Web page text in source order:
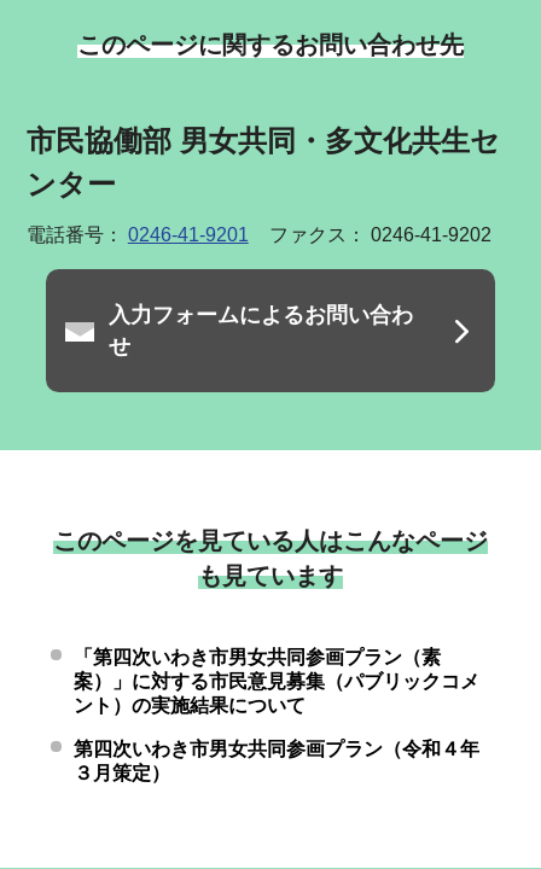
このページに関するお問い合わせ先
市民協働部 男女共同・多文化共生セ
ンター
電話番号： 0246-41-9201 ファクス： 0246-41-9202
入力フォームによるお問い合わ
せ
このページを見ている人はこんなページ
も見ています
「第四次いわき市男女共同参画プラン（素
案）」に対する市民意見募集（パブリックコメ
ント）の実施結果について
第四次いわき市男女共同参画プラン（令和４年
３月策定）